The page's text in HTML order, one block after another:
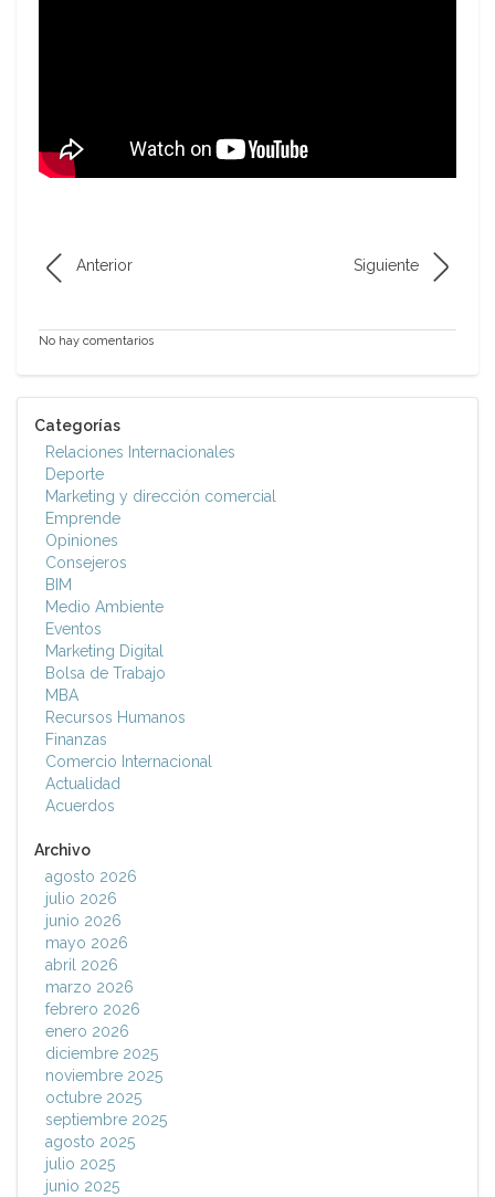
Anterior Siguiente
No hay comentarios
Categorías
Relaciones Internacionales
Deporte
Marketing y dirección comercial
Emprende
Opiniones
Consejeros
BIM
Medio Ambiente
Eventos
Marketing Digital
Bolsa de Trabajo
MBA
Recursos Humanos
Finanzas
Comercio Internacional
Actualidad
Acuerdos
Archivo
agosto 2026
julio 2026
junio 2026
mayo 2026
abril 2026
marzo 2026
febrero 2026
enero 2026
diciembre 2025
noviembre 2025
octubre 2025
septiembre 2025
agosto 2025
julio 2025
junio 2025